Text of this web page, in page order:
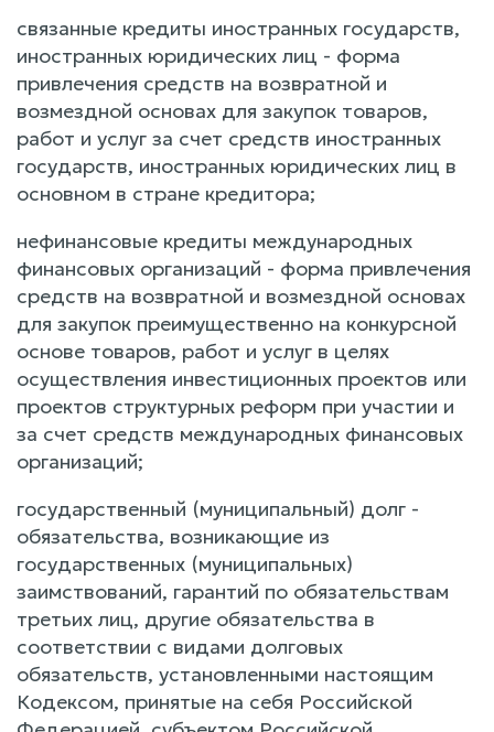
связанные кредиты иностранных государств,
иностранных юридических лиц - форма
привлечения средств на возвратной и
возмездной основах для закупок товаров,
работ и услуг за счет средств иностранных
государств, иностранных юридических лиц в
основном в стране кредитора;
нефинансовые кредиты международных
финансовых организаций - форма привлечения
средств на возвратной и возмездной основах
для закупок преимущественно на конкурсной
основе товаров, работ и услуг в целях
осуществления инвестиционных проектов или
проектов структурных реформ при участии и
за счет средств международных финансовых
организаций;
государственный (муниципальный) долг -
обязательства, возникающие из
государственных (муниципальных)
заимствований, гарантий по обязательствам
третьих лиц, другие обязательства в
соответствии с видами долговых
обязательств, установленными настоящим
Кодексом, принятые на себя Российской